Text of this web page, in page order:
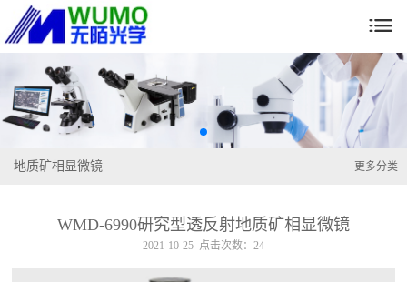

更多分类
地质矿相显微镜
WMD-6990研究型透反射地质矿相显微镜
2021-10-25 点击次数：24